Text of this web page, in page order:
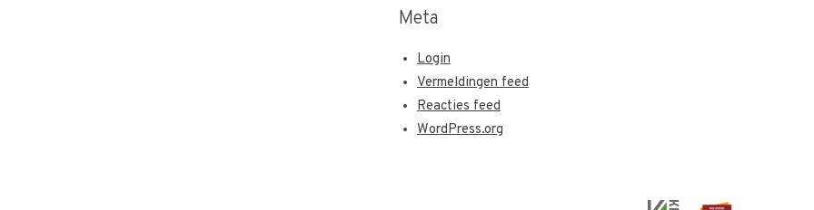
Meta
Login
Vermeldingen feed
Reacties feed
WordPress.org